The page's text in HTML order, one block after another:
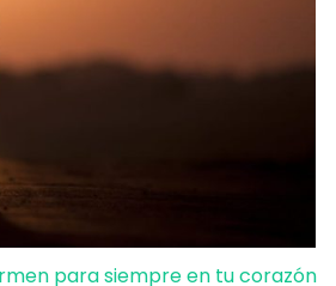
para siempre en tu corazón